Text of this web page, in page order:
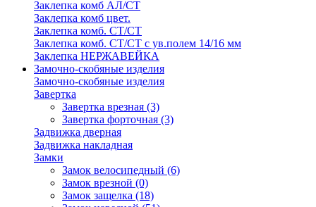
Заклепка комб АЛ/СТ
Заклепка комб цвет.
Заклепка комб. СТ/СТ
Заклепка комб. СТ/СТ с ув.полем 14/16 мм
Заклепка НЕРЖАВЕЙКА
Замочно-скобяные изделия
Замочно-скобяные изделия
Завертка
Завертка врезная (3)
Завертка форточная (3)
Задвижка дверная
Задвижка накладная
Замки
Замок велосипедный (6)
Замок врезной (0)
Замок защелка (18)